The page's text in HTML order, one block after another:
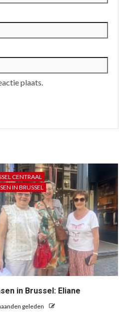
plaats.
CENTRAAL
IN BRUSSEL
in Brussel: Eliane
geleden